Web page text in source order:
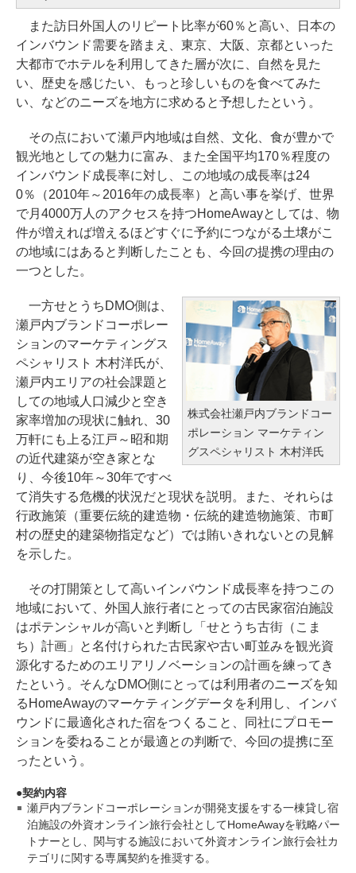
また訪日外国人のリピート比率が60％と高い、日本の
インバウンド需要を踏まえ、東京、大阪、京都といった
大都市でホテルを利用してきた層が次に、自然を見た
い、歴史を感じたい、もっと珍しいものを食べてみた
い、などのニーズを地方に求めると予想したという。
その点において瀬戸内地域は自然、文化、食が豊かで
観光地としての魅力に富み、また全国平均170％程度の
インバウンド成長率に対し、この地域の成長率は24
0％（2010年～2016年の成長率）と高い事を挙げ、世界
で月4000万人のアクセスを持つHomeAwayとしては、物
件が増えれば増えるほどすぐに予約につながる土壌がこ
の地域にはあると判断したことも、今回の提携の理由の
一つとした。
株式会社瀬戸内ブランドコー
ポレーション マーケティン
グスペシャリスト 木村洋氏
一方せとうちDMO側は、
瀬戸内ブランドコーポレー
ションのマーケティングス
ペシャリスト 木村洋氏が、
瀬戸内エリアの社会課題と
しての地域人口減少と空き
家率増加の現状に触れ、30
万軒にも上る江戸～昭和期
の近代建築が空き家とな
り、今後10年～30年ですべ
て消失する危機的状況だと現状を説明。また、それらは
行政施策（重要伝統的建造物・伝統的建造物施策、市町
村の歴史的建築物指定など）では賄いきれないとの見解
を示した。
その打開策として高いインバウンド成長率を持つこの
地域において、外国人旅行者にとっての古民家宿泊施設
はポテンシャルが高いと判断し「せとうち古街（こま
ち）計画」と名付けられた古民家や古い町並みを観光資
源化するためのエリアリノベーションの計画を練ってき
たという。そんなDMO側にとっては利用者のニーズを知
るHomeAwayのマーケティングデータを利用し、インバ
ウンドに最適化された宿をつくること、同社にプロモー
ションを委ねることが最適との判断で、今回の提携に至
ったという。
契約内容
瀬戸内ブランドコーポレーションが開発支援をする一棟貸し宿
泊施設の外資オンライン旅行会社としてHomeAwayを戦略パー
トナーとし、関与する施設において外資オンライン旅行会社カ
テゴリに関する専属契約を推奨する。